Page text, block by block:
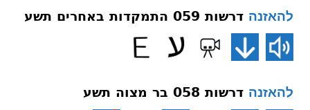
להאזנה דרשות 059 התמקדות באחרים תשע
להאזנה דרשות 058 בר מצוה תשע